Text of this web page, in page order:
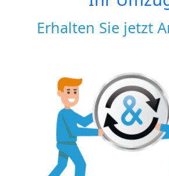
Erhalten Sie jetzt